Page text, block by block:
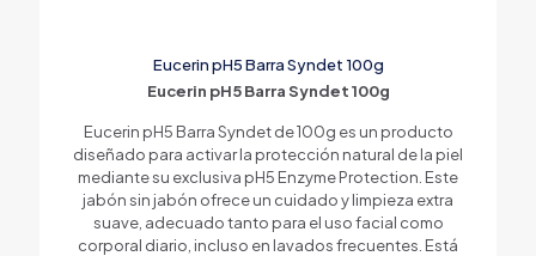
Eucerin pH5 Barra Syndet 100g
Eucerin pH5 Barra Syndet 100g
Eucerin pH5 Barra Syndet de 100g es un producto
diseñado para activar la protección natural de la piel
mediante su exclusiva pH5 Enzyme Protection. Este
jabón sin jabón ofrece un cuidado y limpieza extra
suave, adecuado tanto para el uso facial como
corporal diario, incluso en lavados frecuentes. Está